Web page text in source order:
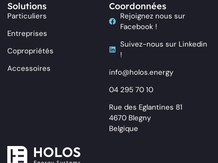
Solutions
Particuliers
Entreprises
Copropriétés
Accessoires
Coordonnées
Rejoignez nous sur
Facebook !
Suivez-nous sur Linkedin
!
info@holos.energy
04 295 70 10
Rue des Eglantines 81
4670 Blegny
Belgique